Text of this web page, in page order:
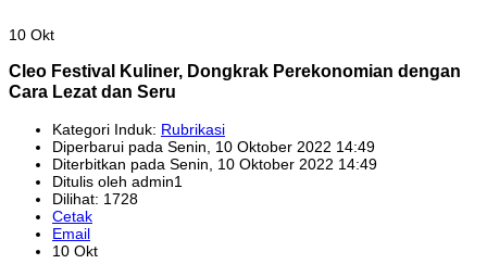
10 Okt
Cleo Festival Kuliner, Dongkrak Perekonomian dengan
Cara Lezat dan Seru
Kategori Induk: Rubrikasi
Diperbarui pada Senin, 10 Oktober 2022 14:49
Diterbitkan pada Senin, 10 Oktober 2022 14:49
Ditulis oleh admin1
Dilihat: 1728
Cetak
Email
10 Okt